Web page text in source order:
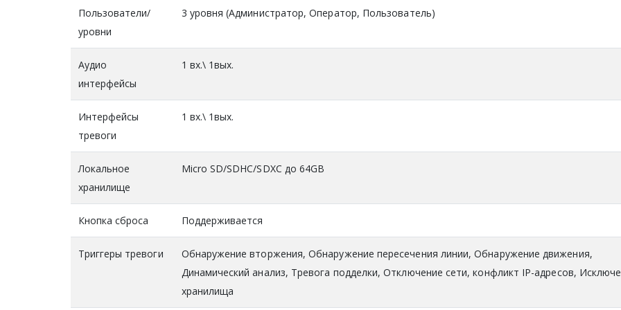
Пользователи/
уровни
3 уровня (Администратор, Оператор, Пользователь)
Аудио
интерфейсы
1 вх.\ 1вых.
Интерфейсы
тревоги
1 вх.\ 1вых.
Локальное
хранилище
Micro SD/SDHC/SDXC до 64GB
Кнопка сброса Поддерживается
Триггеры тревоги
Обнаружение вторжения, Обнаружение пересечения линии, Обнаружение движения,
Динамический анализ, Тревога подделки, Отключение сети, конфликт IP-адресов,
хранилища